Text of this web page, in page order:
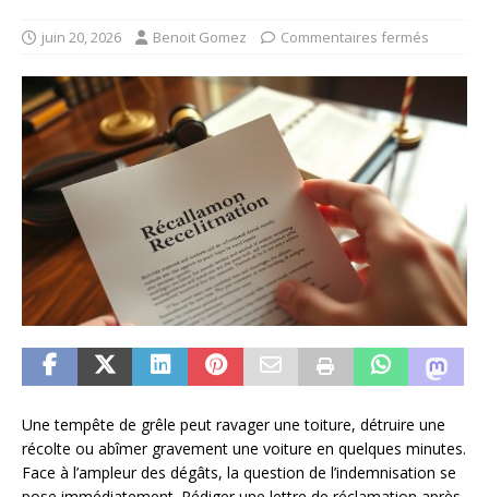
juin 20, 2026 Benoit Gomez Commentaires fermés
Une tempête de grêle peut ravager une toiture, détruire une
récolte ou abîmer gravement une voiture en quelques minutes.
Face à l’ampleur des dégâts, la question de l’indemnisation se